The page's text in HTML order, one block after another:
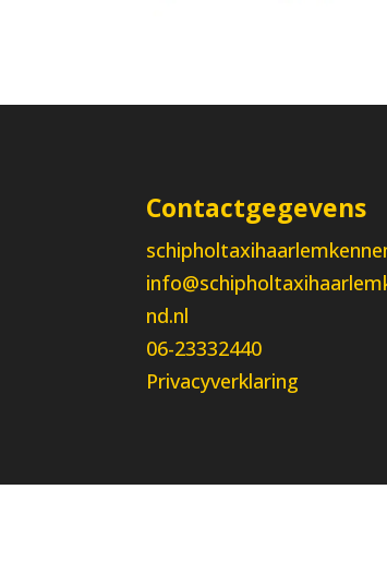
Contactgegevens
nd.nl
06-23332440
Privacyverklaring